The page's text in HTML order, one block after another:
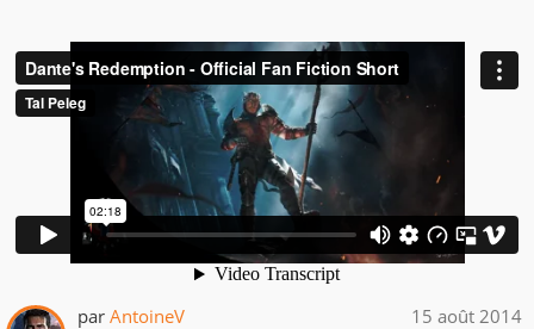
par AntoineV 15 août 2014